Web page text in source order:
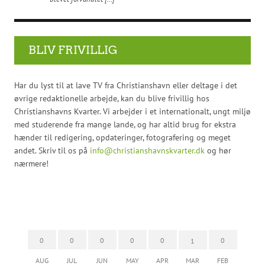
BLIV FRIVILLIG
Har du lyst til at lave TV fra Christianshavn eller deltage i det
øvrige redaktionelle arbejde, kan du blive frivillig hos
Christianshavns Kvarter. Vi arbejder i et internationalt, ungt miljø
med studerende fra mange lande, og har altid brug for ekstra
hænder til redigering, opdateringer, fotografering og meget
andet. Skriv til os på info@christianshavnskvarter.dk og hør
nærmere!
0
AUG
0
JUL
0
JUN
0
MAY
0
APR
1
MAR
0
FEB